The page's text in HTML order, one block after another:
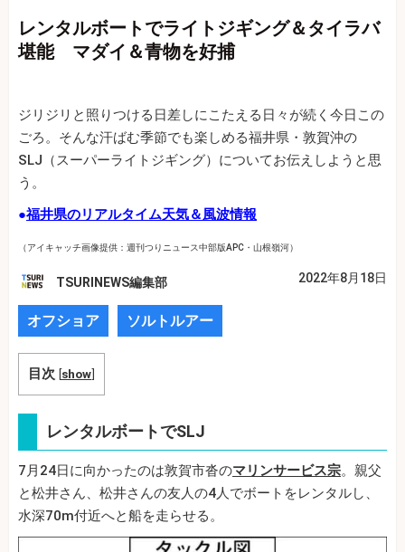
レンタルボートでライトジギング＆タイラバ
堪能 マダイ＆青物を好捕
ジリジリと照りつける日差しにこたえる日々が続く今日この
ごろ。そんな汗ばむ季節でも楽しめる福井県・敦賀沖の
SLJ（スーパーライトジギング）についてお伝えしようと思
う。
●福井県のリアルタイム天気＆風波情報
（アイキャッチ画像提供：週刊つりニュース中部版APC・山根嶺河）
TSURINEWS編集部 2022年8月18日
オフショア ソルトルアー
目次 [show]
レンタルボートでSLJ
7月24日に向かったのは敦賀市沓のマリンサービス宗。親父
と松井さん、松井さんの友人の4人でボートをレンタルし、
水深70m付近へと船を走らせる。